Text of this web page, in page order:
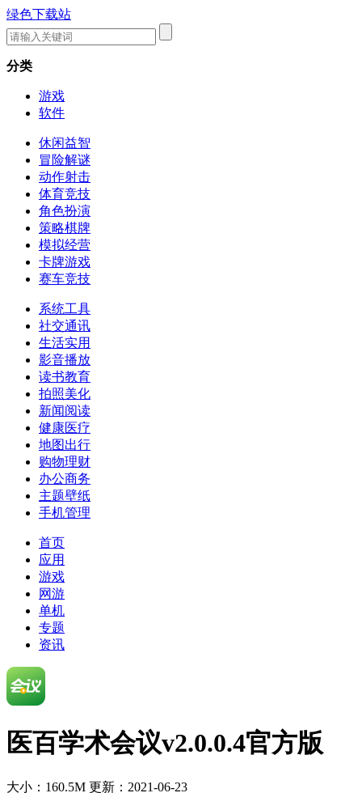
绿色下载站
分类
游戏
软件
休闲益智
冒险解谜
动作射击
体育竞技
角色扮演
策略棋牌
模拟经营
卡牌游戏
赛车竞技
系统工具
社交通讯
生活实用
影音播放
读书教育
拍照美化
新闻阅读
健康医疗
地图出行
购物理财
办公商务
主题壁纸
手机管理
首页
应用
游戏
网游
单机
专题
资讯
医百学术会议v2.0.0.4官方版
大小：160.5M 更新：2021-06-23